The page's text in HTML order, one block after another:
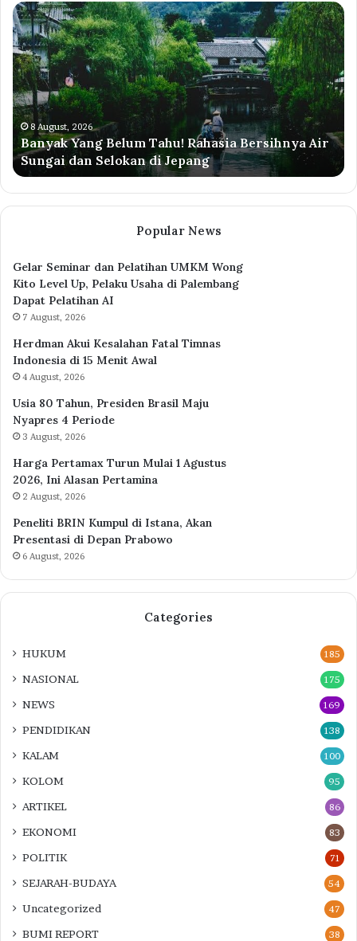
Banyak
Yang
Belum
Tahu!
Rahasia
Bersihnya
Air
Sungai
dan
Selokan
di
Jepang
8 August, 2026
Banyak Yang Belum Tahu! Rahasia Bersihnya Air
Sungai dan Selokan di Jepang
50
Popular News
Gelar Seminar dan Pelatihan UMKM Wong
Kito Level Up, Pelaku Usaha di Palembang
Dapat Pelatihan AI
7 August, 2026
Herdman Akui Kesalahan Fatal Timnas
Indonesia di 15 Menit Awal
4 August, 2026
Usia 80 Tahun, Presiden Brasil Maju
Nyapres 4 Periode
3 August, 2026
Harga Pertamax Turun Mulai 1 Agustus
2026, Ini Alasan Pertamina
2 August, 2026
Peneliti BRIN Kumpul di Istana, Akan
Presentasi di Depan Prabowo
6 August, 2026
Categories
HUKUM 185
NASIONAL 175
NEWS 169
PENDIDIKAN 138
KALAM 100
KOLOM 95
ARTIKEL 86
EKONOMI 83
POLITIK 71
SEJARAH-BUDAYA 54
Uncategorized 47
BUMI REPORT 38